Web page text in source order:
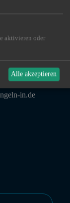
in.de
aktivieren oder
Alle akzeptieren